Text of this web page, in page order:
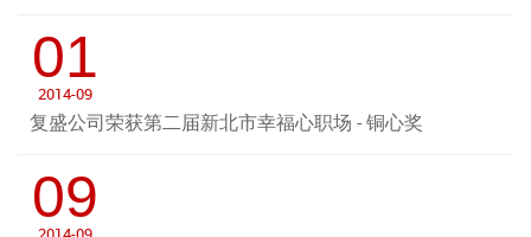
01
2014-09
复盛公司荣获第二届新北市幸福心职场 - 铜心奖
09